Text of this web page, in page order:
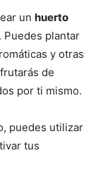
un huerto
plantar
y otras
de
por ti mismo.
puedes utilizar
tus